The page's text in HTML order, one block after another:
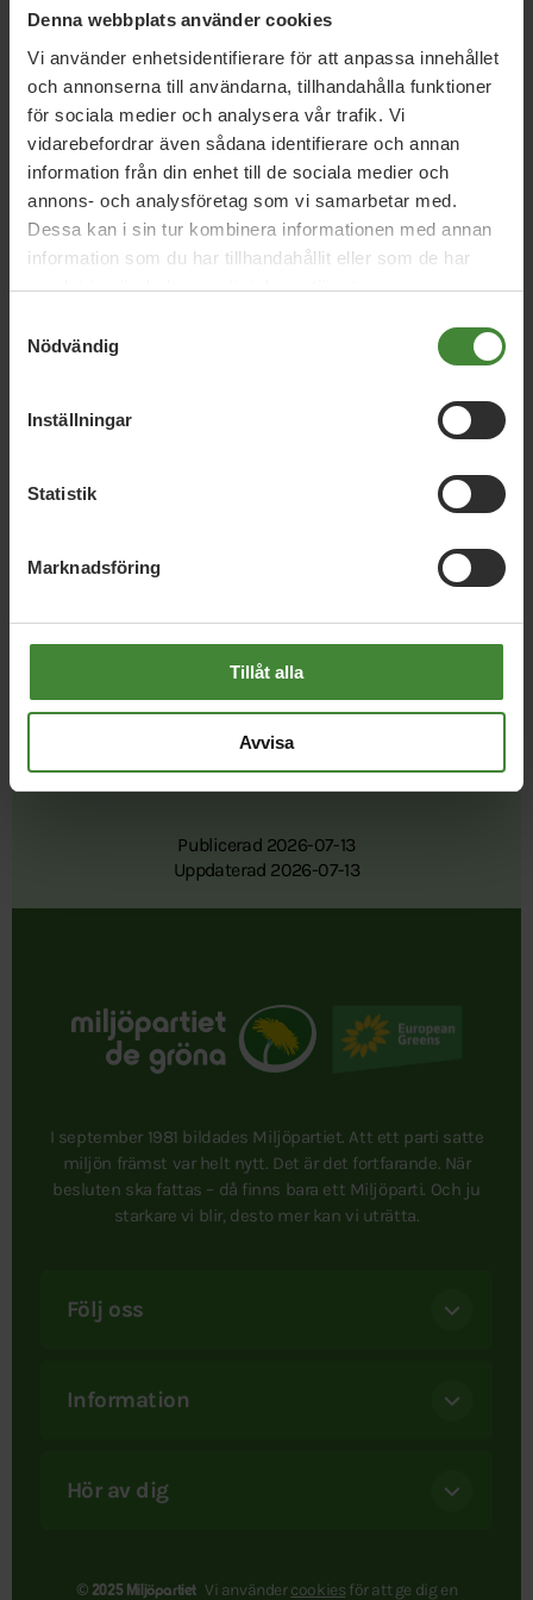
Denna webbplats använder cookies
Vi använder enhetsidentifierare för att anpassa innehållet
och annonserna till användarna, tillhandahålla funktioner
för sociala medier och analysera vår trafik. Vi
vidarebefordrar även sådana identifierare och annan
information från din enhet till de sociala medier och
annons- och analysföretag som vi samarbetar med.
Dessa kan i sin tur kombinera informationen med annan
information som du har tillhandahållit eller som de har
samlat in när du har använt deras tjänster.
Nödvändig
Inställningar
Statistik
Marknadsföring
Tillåt alla
Avvisa
Förbättra busslinjerna inom kommunen och mellan
orterna.
Göra busshållplatserna på landsbygden säkra
genom att felanmäla farliga hållplatser och
samarbeta med regionen som beställer tjänsterna
av trafikverket
Driva på för bättre pendel- och regionaltågstrafik
med ökad turtäthet.
Införa åtgärder som minskar tung trafik genom
Dela denna sida och hjälp oss
sprida vårt budskap
Publicerad 2026-07-13
Uppdaterad 2026-07-13
I september 1981 bildades Miljöpartiet. Att ett parti satte
miljön främst var helt nytt. Det är det fortfarande. När
besluten ska fattas – då finns bara ett Miljöparti. Och ju
starkare vi blir, desto mer kan vi uträtta.
Följ oss
Information
Hör av dig
© 2025 Miljöpartiet Vi användercookies för att ge dig en